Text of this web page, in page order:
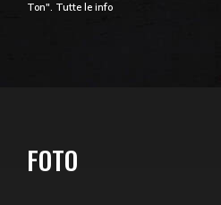
Ton". Tutte le info
FOTO